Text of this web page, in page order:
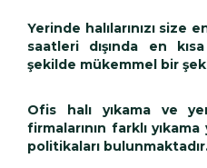
Yerinde halılarınızı size
saatleri dışında en
şekilde mükemmel bir
Ofis halı yıkama ve
firmalarının farklı
politikaları